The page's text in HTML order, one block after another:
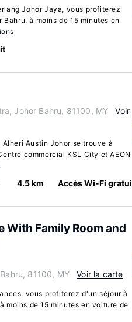
Johor Jaya, vous profiterez
à moins de 15 minutes en
Johor Bahru, 81100, MY
Voir
Austin Johor se trouve à
commercial KSL City et AEON
4.5 km Accès Wi-Fi
With Family Room and
81100, MY Voir la carte
vous profiterez d'un séjour à
moins de 15 minutes en voiture de